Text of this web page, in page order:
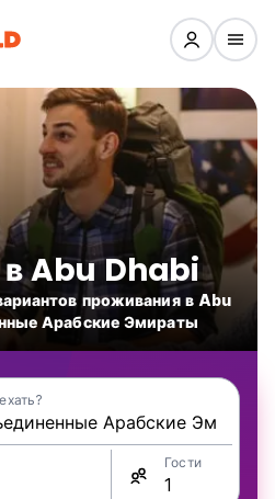
Abu Dhabi
проживания в Abu
Арабские Эмираты
Гости